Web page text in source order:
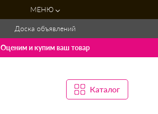
МЕНЮ
Доска объявлений
Оценим и купим ваш товар
Каталог